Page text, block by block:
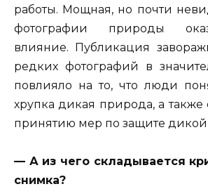
работы. Мощная, но почти
фотографии природы
влияние. Публикация
редких фотографий в
повлияло на то, что люди
хрупка дикая природа, а также
принятию мер по защите
— А из чего складывается
снимка?